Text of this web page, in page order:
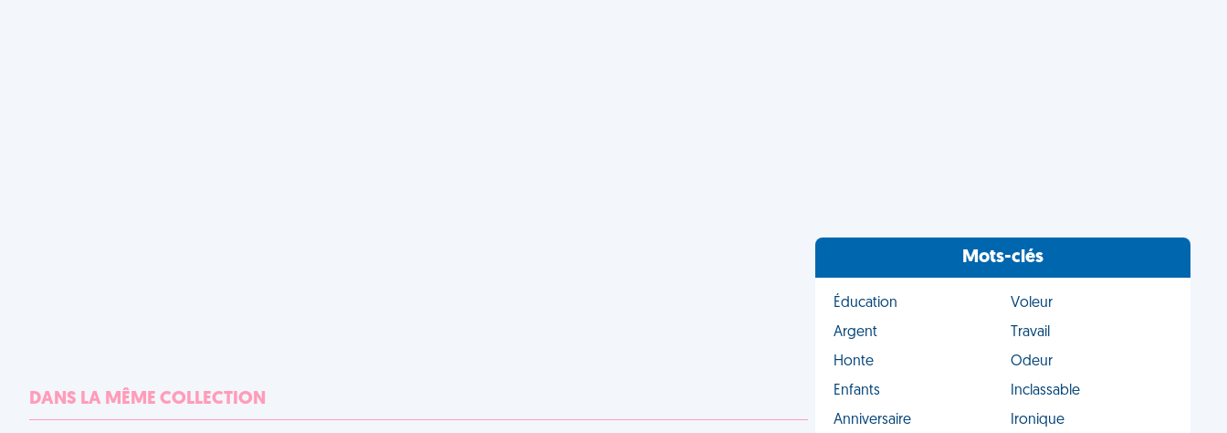
DANS LA MÊME COLLECTION
Mots-clés
Éducation
Voleur
Argent
Travail
Honte
Odeur
Enfants
Inclassable
Anniversaire
Ironique